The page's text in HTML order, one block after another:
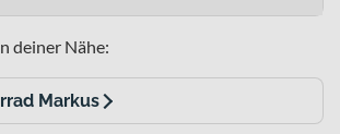
deiner Nähe:
Markus